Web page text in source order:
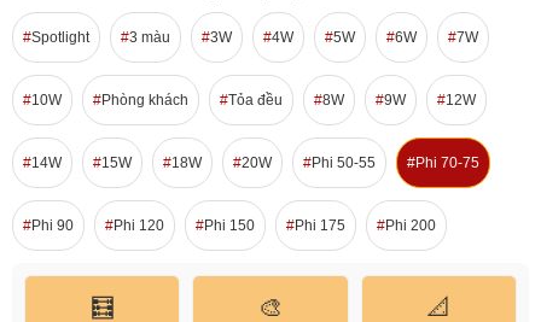
Spotlight 3 màu 3W 4W 5W 6W 7W
10W Phòng khách Tỏa đều 8W 9W 12W
14W 15W 18W 20W Phi 50-55 Phi 70-75
Phi 90 Phi 120 Phi 150 Phi 175 Phi 200
🧮 🎨 📐